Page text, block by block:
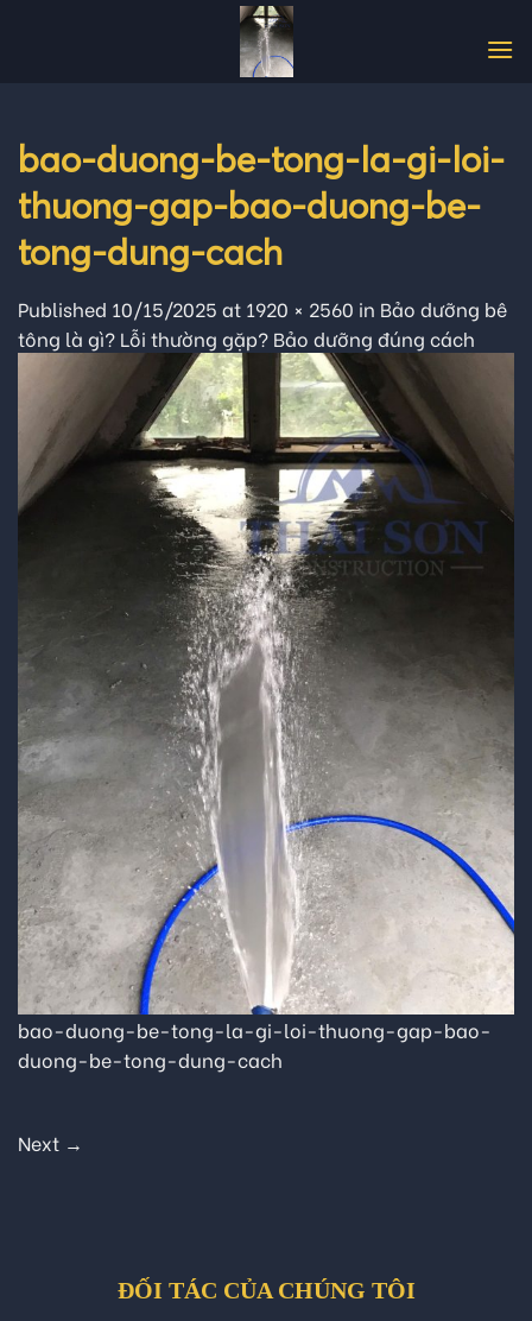
bao-duong-be-tong-la-gi-loi-
thuong-gap-bao-duong-be-
tong-dung-cach
Published 10/15/2025 at 1920 × 2560 in Bảo dưỡng bê
tông là gì? Lỗi thường gặp? Bảo dưỡng đúng cách
bao-duong-be-tong-la-gi-loi-thuong-gap-bao-
duong-be-tong-dung-cach
Next →
ĐỐI TÁC CỦA CHÚNG TÔI